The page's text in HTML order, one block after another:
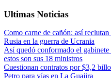
Ultimas Noticias
Como carne de cañón: así
Rusia en la guerra de Ucrania
Así quedó conformado el
estos son sus 18 ministros
Cuestionan contratos por $3,2
Petro para vías en La Guajira